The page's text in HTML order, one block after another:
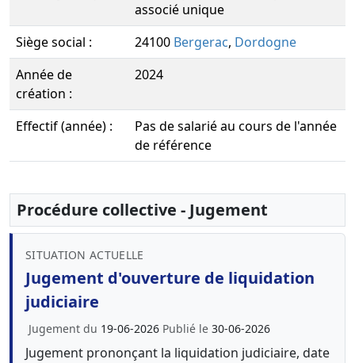
associé unique
Siège social :
24100 Bergerac, Dordogne
Année de
création :
2024
Effectif (année) :
Pas de salarié au cours de l'année
de référence
Procédure collective - Jugement
SITUATION ACTUELLE
Jugement d'ouverture de liquidation
judiciaire
Jugement du 19-06-2026 Publié le 30-06-2026
Jugement prononçant la liquidation judiciaire, date